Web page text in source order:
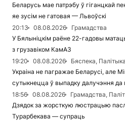
Беларусь мае патрэбу ў гіганцкай
яе зусім не гатовая — Львоўскі
20:13
08.08.2026
Грамадства
У Бялыніцкім раёне 22-гадовы
з грузавіком КамАЗ
19:20
08.08.2026
Бяспека, Палітыка
Украіна не пагражае Беларусі, але
сутыкнецца ў выпадку далучэння
18:56
08.08.2026
Грамадства,
Дзядок за жорсткую люстрацыю
Турарбекава — супраць